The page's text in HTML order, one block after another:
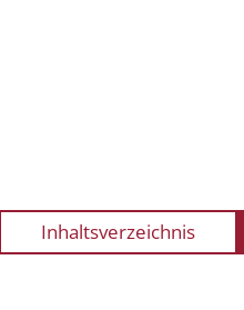
Inhaltsverzeichnis